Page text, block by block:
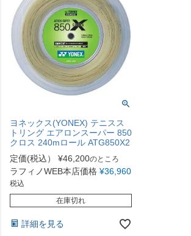
ヨネックス(YONEX) テニスス
トリング エアロンスーパー 850
クロス 240mロール ATG850X2
定価(税込）
¥46,200のところ
ラフィノWEB本店価格 ¥36,960
税込
在庫切れ
詳細を見る